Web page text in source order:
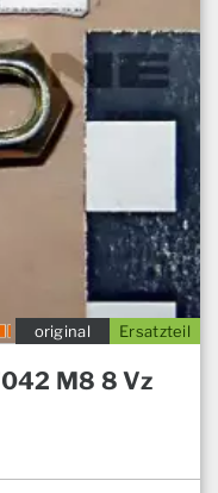
Ersatzteil
original
M8 8 Vz